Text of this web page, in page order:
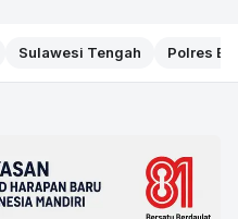
Sulawesi Tengah Polres